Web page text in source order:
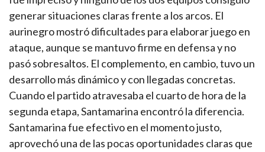
generar situaciones claras frente a los arcos. El
aurinegro mostró dificultades para elaborar juego en
ataque, aunque se mantuvo firme en defensa y no
pasó sobresaltos. El complemento, en cambio, tuvo un
desarrollo más dinámico y con llegadas concretas.
Cuando el partido atravesaba el cuarto de hora de la
segunda etapa, Santamarina encontró la diferencia.
Santamarina fue efectivo en el momento justo,
aprovechó una de las pocas oportunidades claras que